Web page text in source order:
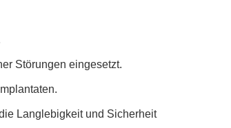
Störungen eingesetzt.
Langlebigkeit und Sicherheit